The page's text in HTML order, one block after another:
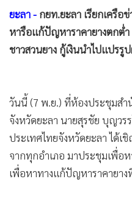
ชุมชน-คุณภาพชีวิต
• อาชญากรรม
• Motoring
• SMEs
• หุ้น
• อินโดจีน
• กองทุนรวม
• Celeb Online
ยะลา - กยท.ยะลา เรียกเครือ
หารือแก้ปัญหาราคายางตกต่
ชาวสวนยาง กู้เงินนำไปแปรรู
วันนี้ (7 พ.ย.) ที่ห้องประชุมสำ
จังหวัดยะลา นายสุรชัย บุญวร
ประเทศไทยจังหวัดยะลา ได้เ
จากทุกอำเภอ มาประชุมเพื่อ
เพื่อหาทางแก้ปัญหาราคายาง